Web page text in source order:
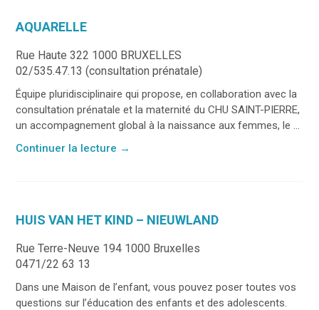
AQUARELLE
Rue Haute 322 1000 BRUXELLES
02/535.47.13 (consultation prénatale)
Équipe pluridisciplinaire qui propose, en collaboration avec la
consultation prénatale et la maternité du CHU SAINT-PIERRE,
un accompagnement global à la naissance aux femmes, le ...
Continuer la lecture →
HUIS VAN HET KIND – NIEUWLAND
Rue Terre-Neuve 194 1000 Bruxelles
0471/22 63 13
Dans une Maison de l’enfant, vous pouvez poser toutes vos
questions sur l’éducation des enfants et des adolescents.